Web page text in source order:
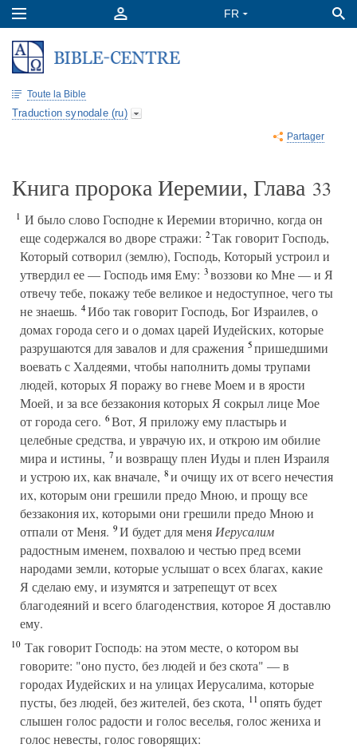
Toute la Bible
Traduction synodale (ru)
Partager
Книга пророка Иеремии, Глава 33
1 И было слово Господне к Иеремии вторично, когда он
еще содержался во дворе стражи: 2Так говорит Господь,
Который сотворил (землю), Господь, Который устроил и
утвердил ее — Господь имя Ему: 3воззови ко Мне — и Я
отвечу тебе, покажу тебе великое и недоступное, чего ты
не знаешь. 4Ибо так говорит Господь, Бог Израилев, о
домах города сего и о домах царей Иудейских, которые
разрушаются для завалов и для сражения 5пришедшими
воевать с Халдеями, чтобы наполнить домы трупами
людей, которых Я поражу во гневе Моем и в ярости
Моей, и за все беззакония которых Я сокрыл лице Мое
от города сего. 6Вот, Я приложу ему пластырь и
целебные средства, и уврачую их, и открою им обилие
мира и истины, 7и возвращу плен Иуды и плен Израиля
и устрою их, как вначале, 8и очищу их от всего нечестия
их, которым они грешили предо Мною, и прощу все
беззакония их, которыми они грешили предо Мною и
отпали от Меня. 9И будет для меня Иерусалим
радостным именем, похвалою и честью пред всеми
народами земли, которые услышат о всех благах, какие
Я сделаю ему, и изумятся и затрепещут от всех
благодеяний и всего благоденствия, которое Я доставлю
ему.
10 Так говорит Господь: на этом месте, о котором вы
говорите: "оно пусто, без людей и без скота" — в
городах Иудейских и на улицах Иерусалима, которые
пусты, без людей, без жителей, без скота, 11опять будет
слышен голос радости и голос веселья, голос жениха и
голос невесты, голос говорящих: